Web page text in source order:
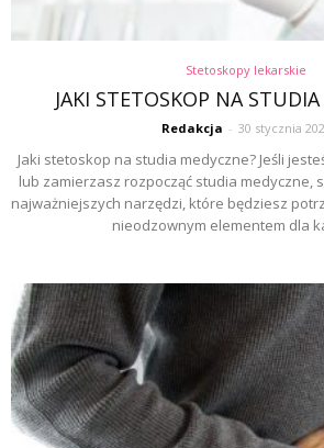
Stetoskopy lekarskie
JAKI STETOSKOP NA
Redakcja - 30 stycznia
Jaki stetoskop na studia medyczne? Jeśli
lub zamierzasz rozpocząć studia medyczne,
najważniejszych narzędzi, które będziesz
nieodzownym elementem dla